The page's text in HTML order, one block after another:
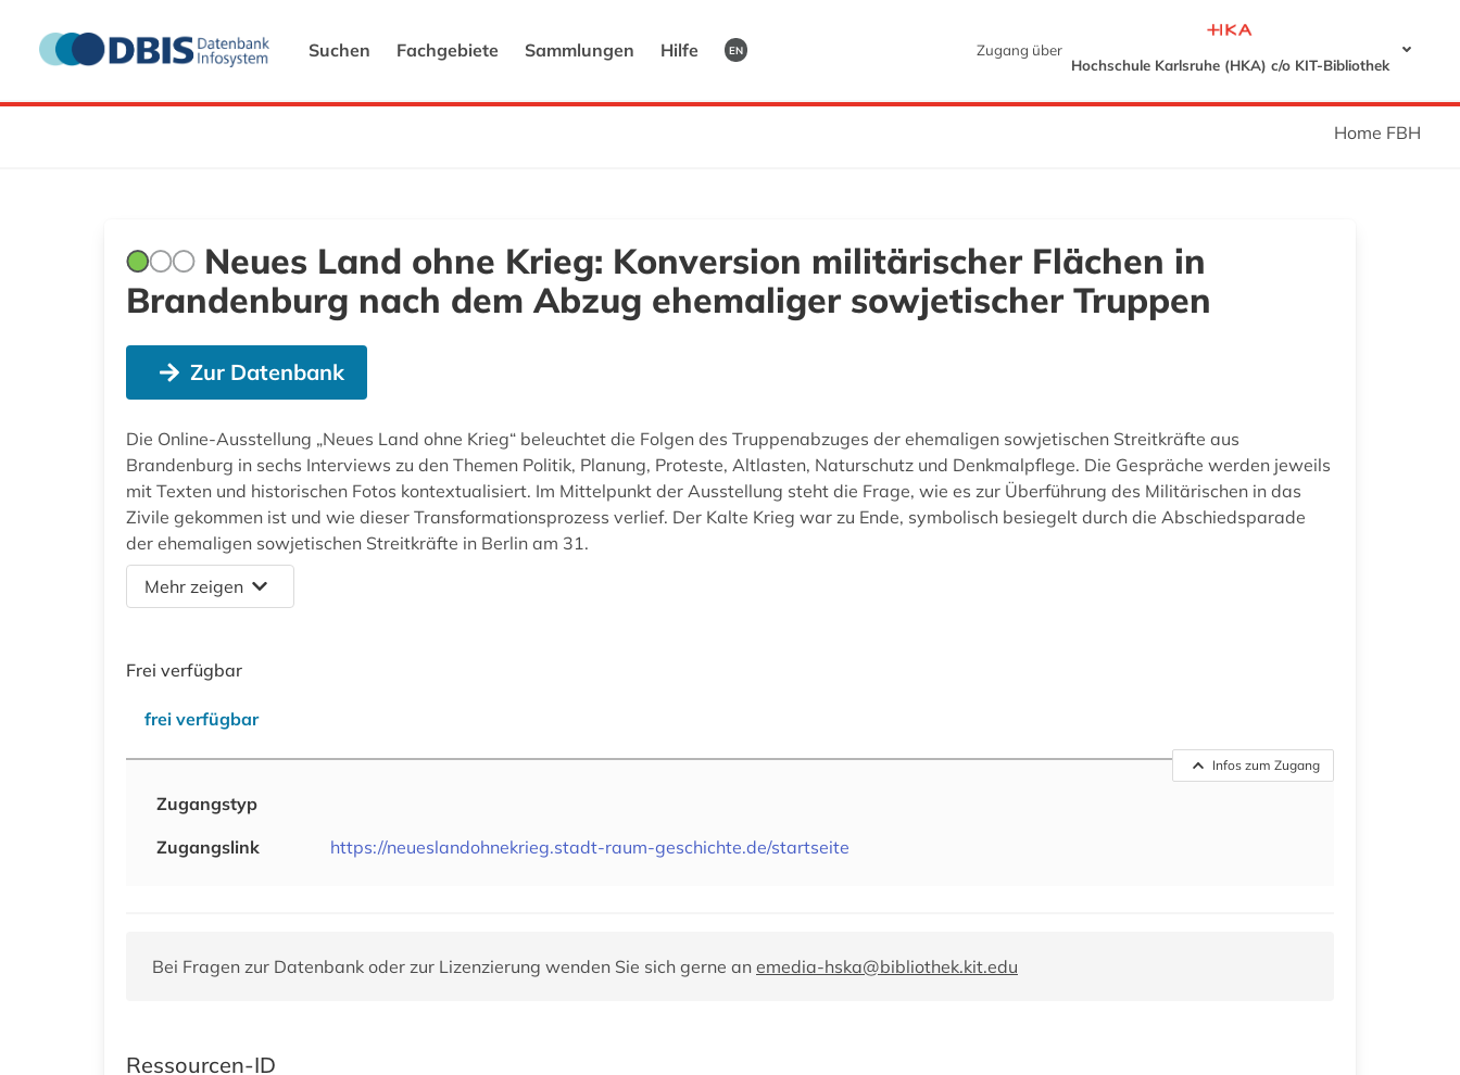
Suchen Fachgebiete Sammlungen Hilfe EN
Zugang über
Hochschule Karlsruhe (HKA) c/o KIT-Bibliothek
Home FBH
Neues Land ohne Krieg: Konversion militärischer Flächen in
Brandenburg nach dem Abzug ehemaliger sowjetischer Truppen
Zur Datenbank
Die Online-Ausstellung „Neues Land ohne Krieg“ beleuchtet die Folgen des Truppenabzuges der ehemaligen sowjetischen Streitkräfte aus
Brandenburg in sechs Interviews zu den Themen Politik, Planung, Proteste, Altlasten, Naturschutz und Denkmalpflege. Die Gespräche werden jeweils
mit Texten und historischen Fotos kontextualisiert. Im Mittelpunkt der Ausstellung steht die Frage, wie es zur Überführung des Militärischen in das
Zivile gekommen ist und wie dieser Transformationsprozess verlief. Der Kalte Krieg war zu Ende, symbolisch besiegelt durch die Abschiedsparade
der ehemaligen sowjetischen Streitkräfte in Berlin am 31.
Mehr zeigen
Frei verfügbar
frei verfügbar
Infos zum Zugang
Zugangstyp
Zugangslink
https://neueslandohnekrieg.stadt-raum-geschichte.de/startseite
Bei Fragen zur Datenbank oder zur Lizenzierung wenden Sie sich gerne an emedia-hska@bibliothek.kit.edu
Ressourcen-ID